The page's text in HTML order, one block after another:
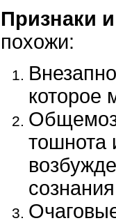
Признаки
похожи:
которое
тошнота